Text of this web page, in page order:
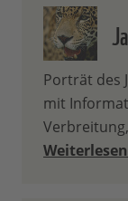
Porträt des
mit